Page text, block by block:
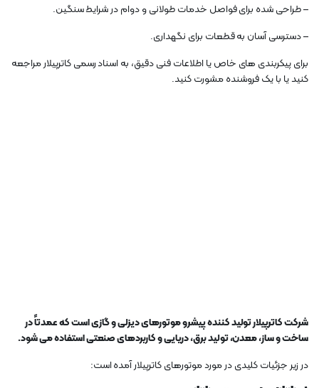
– طراحی شده برای فواصل خدمات طولانی و دوام در شرایط سنگین.
– دسترسی آسان به قطعات برای نگهداری.
برای پیکربندی های خاص یا اطلاعات فنی دقیق، به اسناد رسمی کاترپیلار مراجعه
کنید یا با یک فروشنده مشورت کنید.
شرکت کاترپیلار تولید کننده پیشرو موتورهای دیزلی و گازی است که عمدتاً در
ساخت و ساز، معدن، تولید برق، دریایی و کاربردهای صنعتی استفاده می شود.
در زیر جزئیات کلیدی در مورد موتورهای کاترپیلار آمده است: